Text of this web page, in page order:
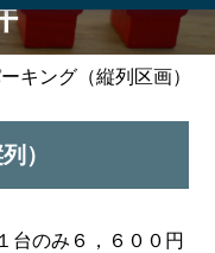
キング（縦列区画）
）
台のみ６，６００円